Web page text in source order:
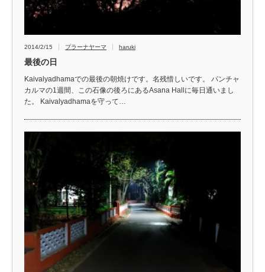
2014/2/15 プラーナヤーマ haruki
最後の日
Kaivalyadhamaでの最後の朝焼けです。名残惜しいです。 パンチャ
カルマの1週間、この石像の後ろにあるAsana Hallに毎日通いまし
た。 Kaivalyadhamaを守って…